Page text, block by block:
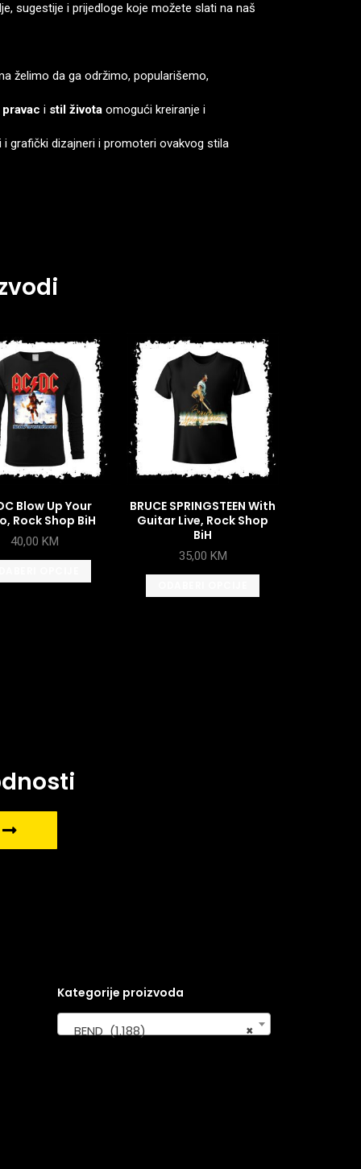
sugestije i prijedloge koje možete slati na naš
želimo da ga održimo, popularišemo,
i stil života omogući kreiranje i
grafički dizajneri i promoteri ovakvog stila
Blow Up Your
Rock Shop BiH
40,00 KM
BRUCE SPRINGSTEEN With
Guitar Live, Rock Shop
BiH
35,00 KM
Kategorije proizvoda
×
BEND (1.188)